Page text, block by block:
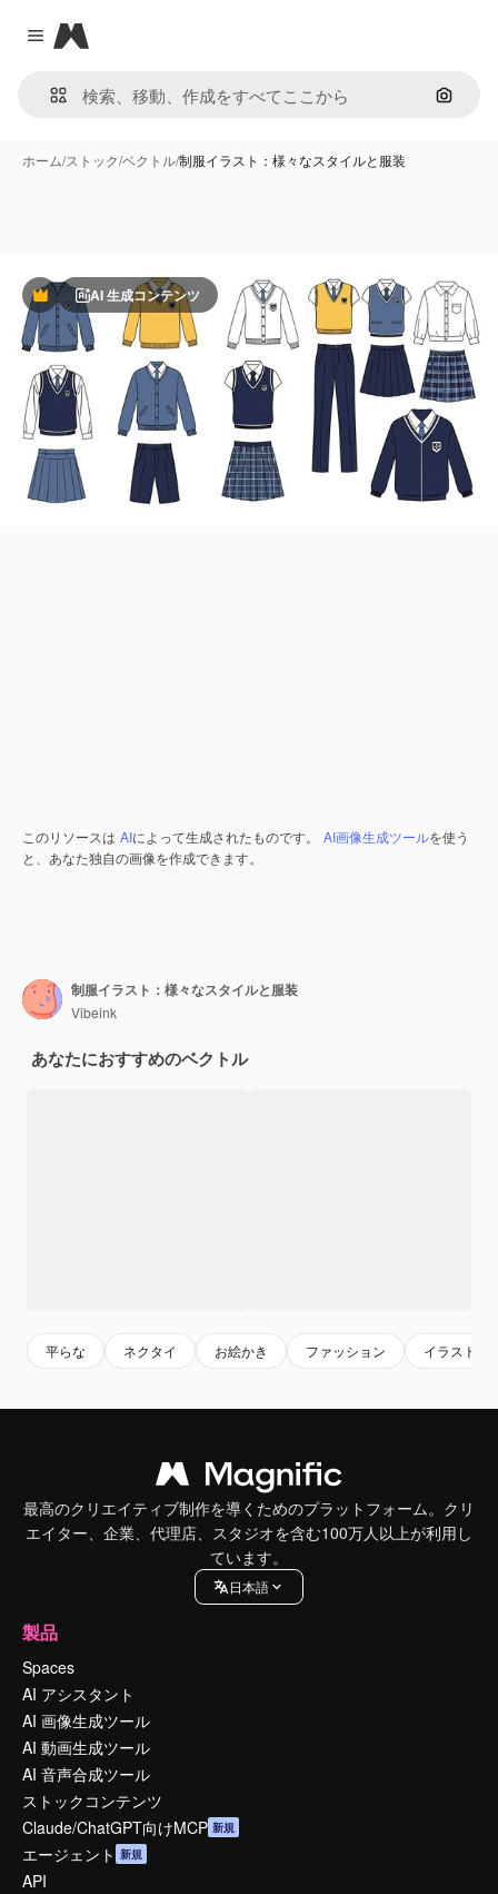
Close menu
Magnific
画像で
ホーム/ストック/ベクトル/制服イラスト：様々なスタイルと服装
PremiumAI 生成コンテンツ
このリソースは AIによって生成されたものです。 AI画像生成ツールを使う
と、あなた独自の画像を作成できます。
制服イラスト：様々なスタイルと服装
Vibeink
あなたにおすすめのベクトル
平らな ネクタイ お絵かき ファッション イラスト
最高のクリエイティブ制作を導くためのプラットフォーム。クリ
エイター、企業、代理店、スタジオを含む100万人以上が利用し
ています。
日本語
製品
Spaces
AI アシスタント
AI 画像生成ツール
AI 動画生成ツール
AI 音声合成ツール
ストックコンテンツ
Claude/ChatGPT向けMCP 新規
エージェント 新規
API